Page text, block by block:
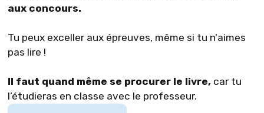
aux concours.
Tu peux exceller aux épreuves, même si tu n'aimes
pas lire !
Il faut quand même se procurer le livre, car tu
l’étudieras en classe avec le professeur.